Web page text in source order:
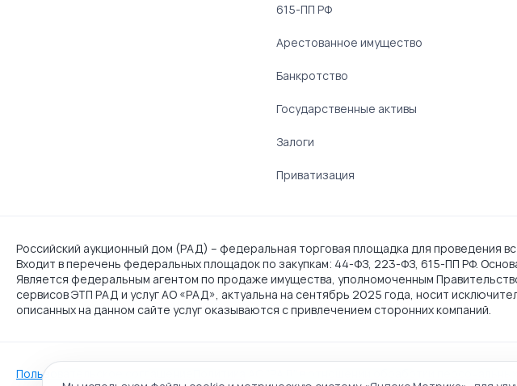
615-ПП РФ
Арестованное имущество
Банкротство
Государственные активы
Залоги
Приватизация
Российский аукционный дом (РАД) – федеральная торговая площадка для проведения
Входит в перечень федеральных площадок по закупкам: 44-ФЗ, 223-ФЗ, 615-ПП РФ.
Является федеральным агентом по продаже имущества, уполномоченным
сервисов ЭТП РАД и услуг АО «РАД», актуальна на сентябрь 2025 года, носит
описанных на данном сайте услуг оказываются с привлечением сторонних компаний.
Пользовательское соглашение